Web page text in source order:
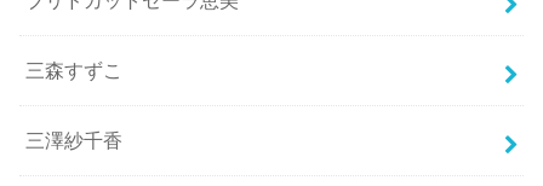
三森すずこ
三澤紗千香